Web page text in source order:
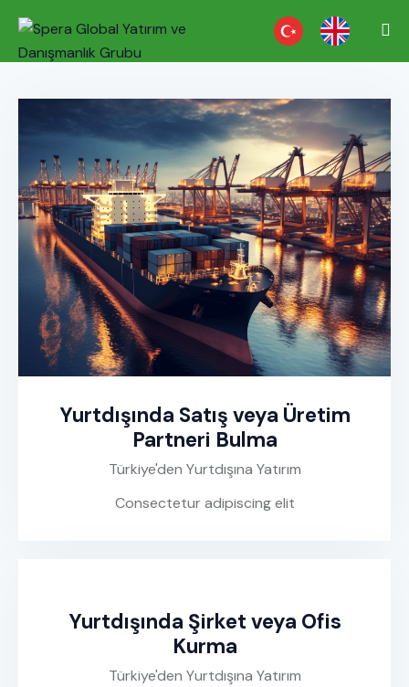
Yurtdışında Satış veya Üretim
Partneri Bulma
Türkiye'den Yurtdışına Yatırım
Consectetur adipiscing elit
Yurtdışında Şirket veya Ofis
Kurma
Türkiye'den Yurtdışına Yatırım